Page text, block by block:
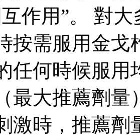
互作用”。 對
按需服用金戈
任何時候服用
最大推薦劑量
激時，推薦劑